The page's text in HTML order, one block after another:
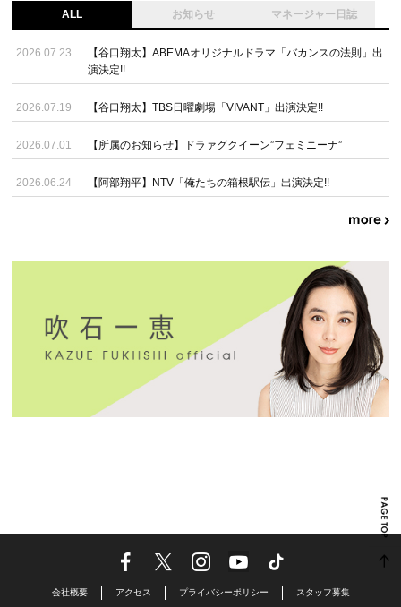
ALL お知らせ マネージャー日誌
2026.07.23
【谷口翔太】ABEMAオリジナルドラマ「バカンスの法則」出
演決定!!
2026.07.19 【谷口翔太】TBS日曜劇場「VIVANT」出演決定!!
2026.07.01 【所属のお知らせ】ドラァグクイーン”フェミニーナ”
2026.06.24 【阿部翔平】NTV「俺たちの箱根駅伝」出演決定!!
会社概要 アクセス プライバシーポリシー スタッフ募集